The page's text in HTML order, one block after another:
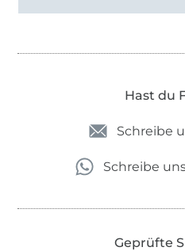
Hast du
Schreibe
Schreibe
Geprüfte